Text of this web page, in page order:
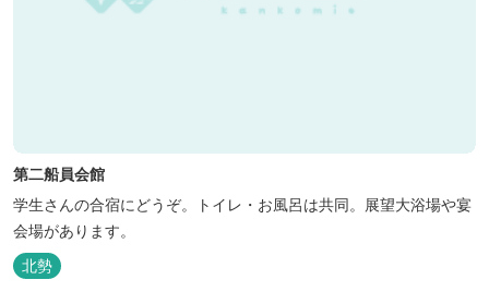
第二船員会館
学生さんの合宿にどうぞ。トイレ・お風呂は共同。展望大浴場や宴
会場があります。
北勢